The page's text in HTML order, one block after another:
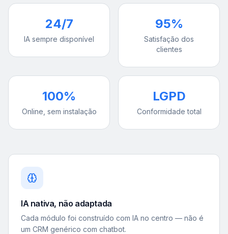
24/7
IA sempre disponível
95%
Satisfação dos
clientes
100%
Online, sem instalação
LGPD
Conformidade total
IA nativa, não adaptada
Cada módulo foi construído com IA no centro — não é
um CRM genérico com chatbot.